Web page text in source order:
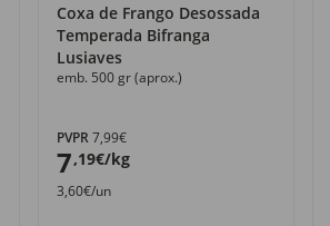
Coxa de Frango Desossada
Temperada Bifranga
Lusiaves
emb. 500 gr (aprox.)
PVPR7,99€
7,19€/kg
3,60€/un